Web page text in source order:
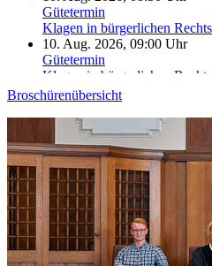
Gütetermin
Klagen in bürgerlichen
10. Aug. 2026, 09:00 Uhr
Gütetermin
Klagen in bürgerlichen
10. Aug. 2026, 09:00 Uhr
Klagen in bürgerlichen
10. Aug. 2026, 09:00 Uhr
Gütetermin
Klagen in bürgerlichen
10. Aug. 2026, 09:10 Uhr
Gütetermin
Klagen in bürgerlichen
10. Aug. 2026, 09:15 Uhr
Gütetermin
Broschürenübersicht